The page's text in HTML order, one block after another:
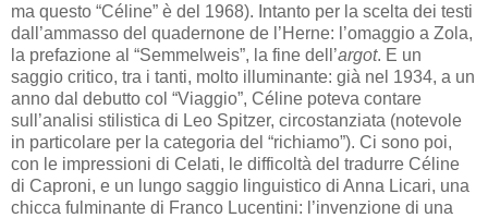
ma questo “Céline” è del 1968). Intanto per la scelta dei testi
dall’ammasso del quadernone de l’Herne: l’omaggio a Zola,
la prefazione al “Semmelweis”, la fine dell’argot. E un
saggio critico, tra i tanti, molto illuminante: già nel 1934, a un
anno dal debutto col “Viaggio”, Céline poteva contare
sull’analisi stilistica di Leo Spitzer, circostanziata (notevole
in particolare per la categoria del “richiamo”). Ci sono poi,
con le impressioni di Celati, le difficoltà del tradurre Céline
di Caproni, e un lungo saggio linguistico di Anna Licari, una
chicca fulminante di Franco Lucentini: l’invenzione di una